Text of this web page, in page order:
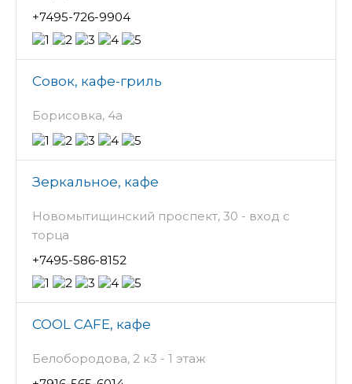
+7495-726-9904
Совок, кафе-гриль
Борисовка, 4а
Зеркальное, кафе
Новомытищинский проспект, 30 - вход с
торца
+7495-586-8152
COOL CAFE, кафе
Белобородова, 2 к3 - 1 этаж